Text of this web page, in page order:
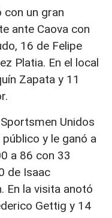
con un gran
ante Caova con
16 de Felipe
Platia. En el local
Zapata y 11
Unidos
y le ganó a
a 86 con 33
de Isaac
En la visita anotó
Gettig y 14